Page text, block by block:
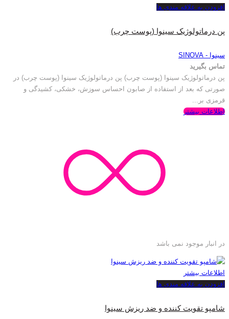
افزودن به علاقه مندی ها
پن درماتولوژیک سینوا (پوست چرب)
سینوا - SINOVA
تماس بگیرید
پن درماتولوژیک سینوا (پوست چرب) پن درماتولوژیک سینوا (پوست چرب) در
صورتی که بعد از استفاده از صابون احساس سوزش، خشکی، کشیدگی و
قرمزی بر...
اطلاعات بیشتر
در انبار موجود نمی باشد
اطلاعات بیشتر
افزودن به علاقه مندی ها
شامپو تقویت کننده و ضد ریزش سینوا